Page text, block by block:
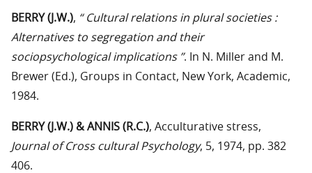
BERRY (J.W.), “ Cultural relations in plural societies :
Alternatives to segregation and their
sociopsychological implications ”. In N. Miller and M.
Brewer (Ed.), Groups in Contact, New York, Academic,
1984.
BERRY (J.W.) & ANNIS (R.C.), Acculturative stress,
Journal of Cross cultural Psychology, 5, 1974, pp. 382
406.